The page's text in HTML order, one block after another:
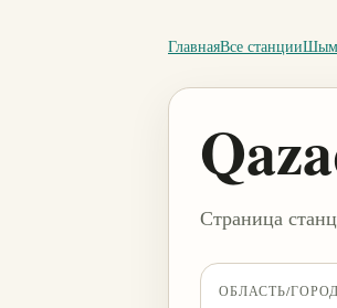
ГлавнаяВсе станции
Страница
ОБЛАСТЬ/ГОРОД